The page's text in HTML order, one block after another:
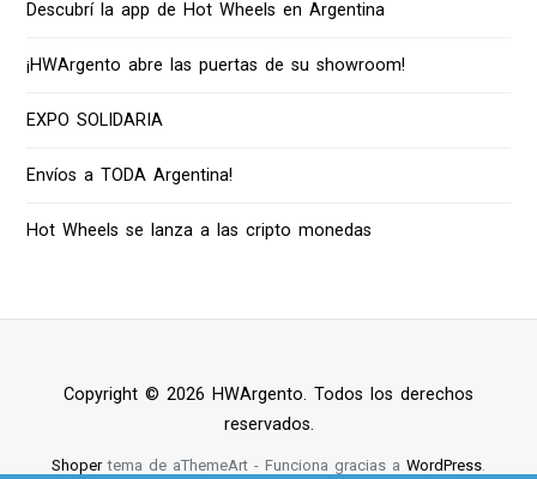
Descubrí la app de Hot Wheels en Argentina
¡HWArgento abre las puertas de su showroom!
EXPO SOLIDARIA
Envíos a TODA Argentina!
Hot Wheels se lanza a las cripto monedas
Copyright © 2026 HWArgento. Todos los derechos
reservados.
Shopertema de aThemeArt - Funciona gracias a WordPress